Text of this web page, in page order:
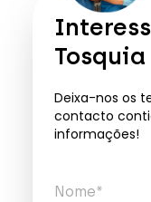
Deixa-nos os
contacto
informações!
Nome*